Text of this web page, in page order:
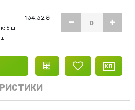
6 шт.
шт.
134,32 ₴